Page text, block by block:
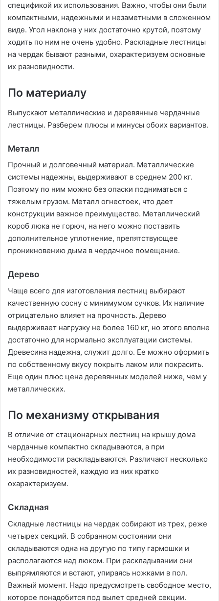
спецификой их использования. Важно, чтобы они были
компактными, надежными и незаметными в сложенном
виде. Угол наклона у них достаточно крутой, поэтому
ходить по ним не очень удобно. Раскладные лестницы
на чердак бывают разными, охарактеризуем основные
их разновидности.
По материалу
Выпускают металлические и деревянные чердачные
лестницы. Разберем плюсы и минусы обоих вариантов.
Металл
Прочный и долговечный материал. Металлические
системы надежны, выдерживают в среднем 200 кг.
Поэтому по ним можно без опаски подниматься с
тяжелым грузом. Металл огнестоек, что дает
конструкции важное преимущество. Металлический
короб люка не горюч, на него можно поставить
дополнительное уплотнение, препятствующее
проникновению дыма в чердачное помещение.
Дерево
Чаще всего для изготовления лестниц выбирают
качественную сосну с минимумом сучков. Их наличие
отрицательно влияет на прочность. Дерево
выдерживает нагрузку не более 160 кг, но этого вполне
достаточно для нормально эксплуатации системы.
Древесина надежна, служит долго. Ее можно оформить
по собственному вкусу покрыть лаком или покрасить.
Еще один плюс цена деревянных моделей ниже, чем у
металлических.
По механизму открывания
В отличие от стационарных лестниц на крышу дома
чердачные компактно складываются, а при
необходимости раскладываются. Различают несколько
их разновидностей, каждую из них кратко
охарактеризуем.
Складная
Складные лестницы на чердак собирают из трех, реже
четырех секций. В собранном состоянии они
складываются одна на другую по типу гармошки и
располагаются над люком. При раскладывании они
выпрямляются и встают, упираясь ножками в пол.
Важный момент. Надо предусмотреть свободное место,
которое понадобится под вылет средней секции.